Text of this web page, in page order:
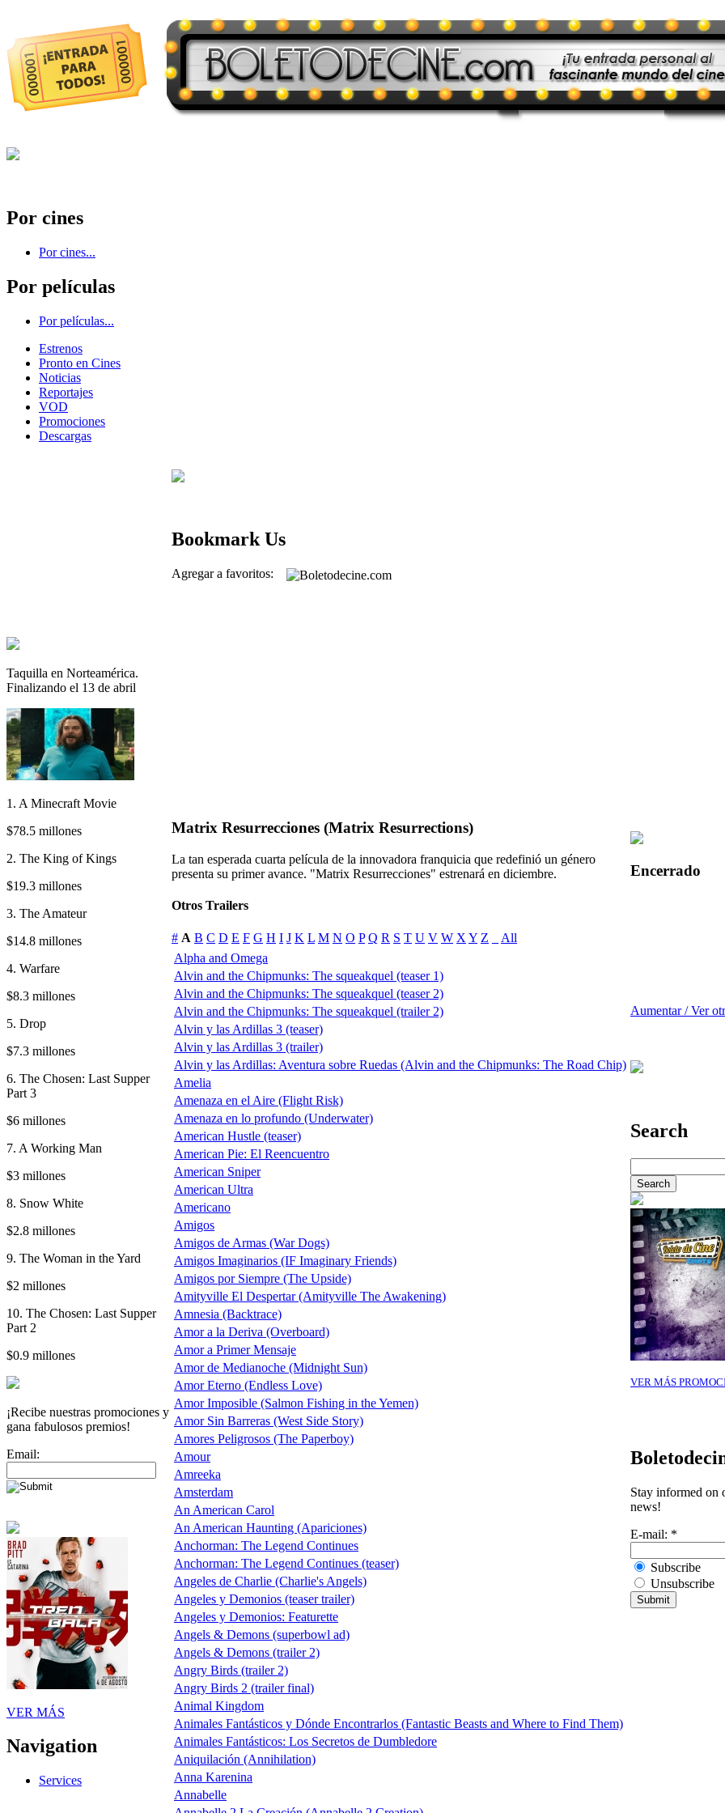
Por cines
Por cines...
Por películas
Por películas...
Estrenos
Pronto en Cines
Noticias
Reportajes
VOD
Promociones
Descargas
Taquilla en Norteamérica.
Finalizando el 13 de abril
1. A Minecraft Movie
$78.5 millones
2. The King of Kings
$19.3 millones
3. The Amateur
$14.8 millones
4. Warfare
$8.3 millones
5. Drop
$7.3 millones
6. The Chosen: Last Supper
Part 3
$6 millones
7. A Working Man
$3 millones
8. Snow White
$2.8 millones
9. The Woman in the Yard
$2 millones
10. The Chosen: Last Supper
Part 2
$0.9 millones
¡Recibe nuestras promociones y
gana fabulosos premios!
Email:
VER MÁS
Navigation
Services
Bookmark Us
Agregar a favoritos:
Matrix Resurrecciones (Matrix Resurrections)
La tan esperada cuarta película de la innovadora franquicia que redefinió un género
presenta su primer avance. "Matrix Resurrecciones" estrenará en diciembre.
Otros Trailers
# A B C D E F G H I J K L M N O P Q R S T U V W X Y Z
All
Alpha and Omega
Alvin and the Chipmunks: The squeakquel (teaser 1)
Alvin and the Chipmunks: The squeakquel (teaser 2)
Alvin and the Chipmunks: The squeakquel (trailer 2)
Alvin y las Ardillas 3 (teaser)
Alvin y las Ardillas 3 (trailer)
Alvin y las Ardillas: Aventura sobre Ruedas (Alvin and the Chipmunks: The Road Chip)
Amelia
Amenaza en el Aire (Flight Risk)
Amenaza en lo profundo (Underwater)
American Hustle (teaser)
American Pie: El Reencuentro
American Sniper
American Ultra
Americano
Amigos
Amigos de Armas (War Dogs)
Amigos Imaginarios (IF Imaginary Friends)
Amigos por Siempre (The Upside)
Amityville El Despertar (Amityville The Awakening)
Amnesia (Backtrace)
Amor a la Deriva (Overboard)
Amor a Primer Mensaje
Amor de Medianoche (Midnight Sun)
Amor Eterno (Endless Love)
Amor Imposible (Salmon Fishing in the Yemen)
Amor Sin Barreras (West Side Story)
Amores Peligrosos (The Paperboy)
Amour
Amreeka
Amsterdam
An American Carol
An American Haunting (Apariciones)
Anchorman: The Legend Continues
Anchorman: The Legend Continues (teaser)
Angeles de Charlie (Charlie's Angels)
Angeles y Demonios (teaser trailer)
Angeles y Demonios: Featurette
Angels & Demons (superbowl ad)
Angels & Demons (trailer 2)
Angry Birds (trailer 2)
Angry Birds 2 (trailer final)
Animal Kingdom
Animales Fantásticos y Dónde Encontrarlos (Fantastic Beasts and Where to Find Them)
Animales Fantásticos: Los Secretos de Dumbledore
Aniquilación (Annihilation)
Anna Karenina
Annabelle
Encerrado
Aumentar / Ver
Search
VER MÁS
Stay informed on
news!
E-mail: *
Subscribe
Unsubscribe